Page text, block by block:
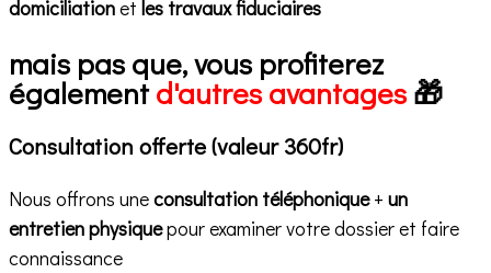
domiciliationet les travaux fiduciaires
mais pas que, vous profiterez
égalementd'autres avantages 🎁
Consultation offerte (valeur 360fr)
Nous offrons uneconsultation téléphonique+ un
entretien physiquepour examiner votre dossier et faire
connaissance